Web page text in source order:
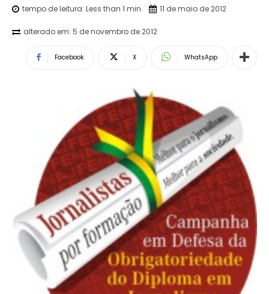
tempo de leitura: Less than 1 min. 11 de maio de 2012
alterado em: 5 de novembro de 2012
Facebook X WhatsApp